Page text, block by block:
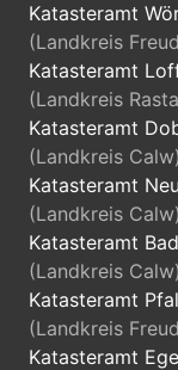
Katasteramt
(Landkreis
Katasteramt
(Landkreis
Katasteramt
(Landkreis Calw)
Katasteramt
(Landkreis Calw)
Katasteramt
(Landkreis Calw)
Katasteramt
(Landkreis
Katasteramt